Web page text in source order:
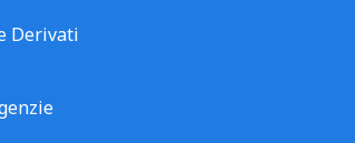
Derivati